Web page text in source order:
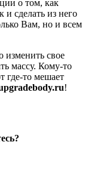
о том, как
и сделать из него
Вам, но и всем
изменить свое
массу. Кому-то
где-то мешает
!